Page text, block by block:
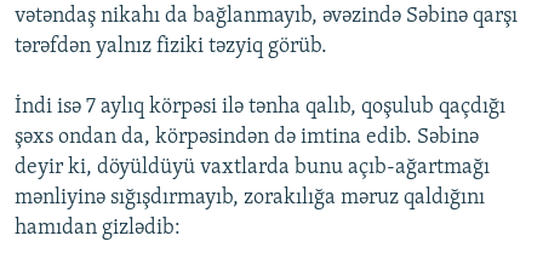
vətəndaş nikahı da bağlanmayıb, əvəzində Səbinə qarşı
tərəfdən yalnız fiziki təzyiq görüb.
İndi isə 7 aylıq körpəsi ilə tənha qalıb, qoşulub qaçdığı
şəxs ondan da, körpəsindən də imtina edib. Səbinə
deyir ki, döyüldüyü vaxtlarda bunu açıb-ağartmağı
mənliyinə sığışdırmayıb, zorakılığa məruz qaldığını
hamıdan gizlədib: